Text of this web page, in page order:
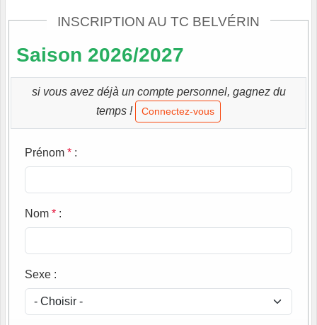
INSCRIPTION AU TC BELVÉRIN
Saison 2026/2027
si vous avez déjà un compte personnel, gagnez du
temps !
Connectez-vous
Prénom * :
Nom * :
Sexe :